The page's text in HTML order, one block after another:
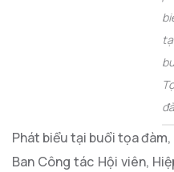
Phát biểu tại buổi tọa
Ban Công tác Hội viên,